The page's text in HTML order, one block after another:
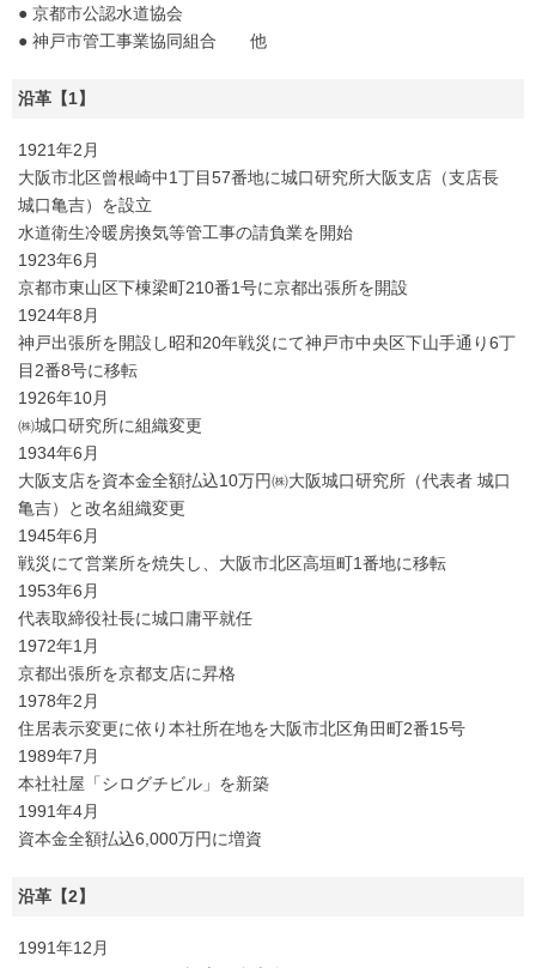
● 京都市公認水道協会
● 神戸市管工事業協同組合 他
沿革【1】
1921年2月
大阪市北区曾根崎中1丁目57番地に城口研究所大阪支店（支店長
城口亀吉）を設立
水道衛生冷暖房換気等管工事の請負業を開始
1923年6月
京都市東山区下棟梁町210番1号に京都出張所を開設
1924年8月
神戸出張所を開設し昭和20年戦災にて神戸市中央区下山手通り6丁
目2番8号に移転
1926年10月
㈱城口研究所に組織変更
1934年6月
大阪支店を資本金全額払込10万円㈱大阪城口研究所（代表者 城口
亀吉）と改名組織変更
1945年6月
戦災にて営業所を焼失し、大阪市北区高垣町1番地に移転
1953年6月
代表取締役社長に城口庸平就任
1972年1月
京都出張所を京都支店に昇格
1978年2月
住居表示変更に依り本社所在地を大阪市北区角田町2番15号
1989年7月
本社社屋「シログチビル」を新築
1991年4月
資本金全額払込6,000万円に増資
沿革【2】
1991年12月